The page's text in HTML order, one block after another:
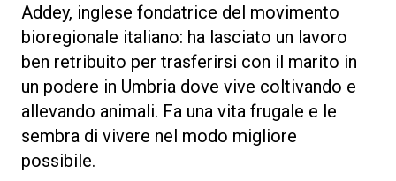
Addey, inglese fondatrice del movimento
bioregionale italiano: ha lasciato un lavoro
ben retribuito per trasferirsi con il marito in
un podere in Umbria dove vive coltivando e
allevando animali. Fa una vita frugale e le
sembra di vivere nel modo migliore
possibile.